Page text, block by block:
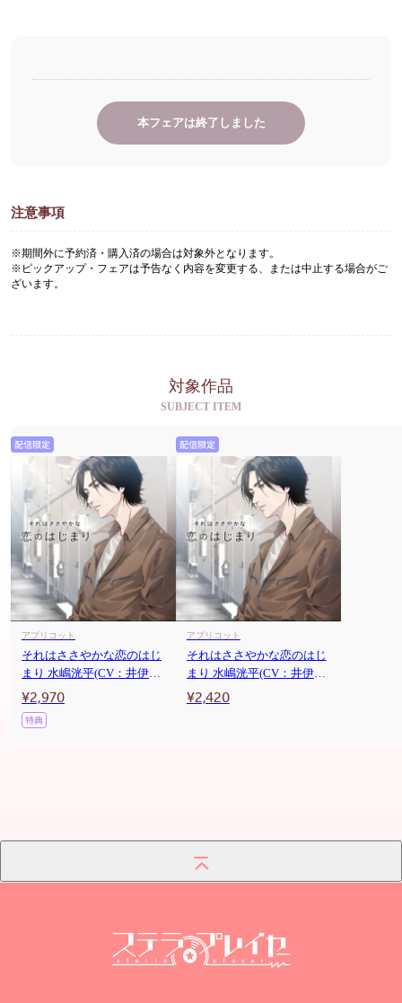
本フェアは終了しました
注意事項
※期間外に予約済・購入済の場合は対象外となります。
※ピックアップ・フェアは予告なく内容を変更する、または中止する場合がご
ざいます。
対象作品
SUBJECT ITEM
配信限定
アプリコット
それはささやかな恋のはじ
まり 水嶋洸平(CV：井伊筋
肉)【特典ミニドラマ付】
¥2,970
特典
配信限定
アプリコット
それはささやかな恋のはじ
まり 水嶋洸平(CV：井伊筋
肉)
¥2,420
ステラプレイヤー